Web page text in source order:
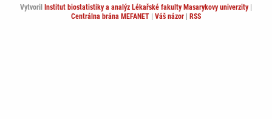
Vytvoril Institut biostatistiky a analýz Lékařské fakulty Masarykovy univerzity|
Centrálna brána MEFANET | Váš názor | RSS